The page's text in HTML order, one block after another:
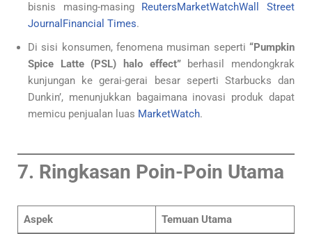
bisnis masing-masing ReutersMarketWatchWall Street
Journal Financial Times.
Di sisi konsumen, fenomena musiman seperti “Pumpkin
Spice Latte (PSL) halo effect”berhasil mendongkrak
kunjungan ke gerai-gerai besar seperti Starbucks dan
Dunkin’, menunjukkan bagaimana inovasi produk dapat
memicu penjualan luas MarketWatch.
7. Ringkasan Poin-Poin Utama
Aspek Temuan Utama